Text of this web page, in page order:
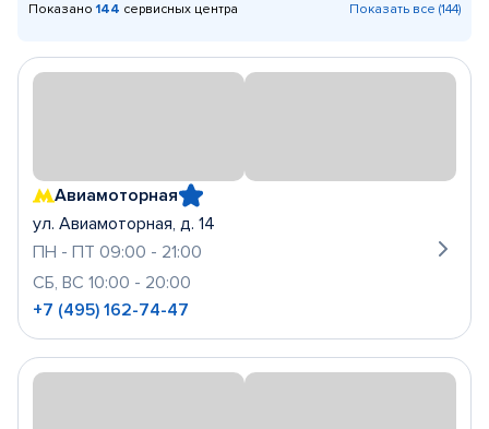
Показано 144 сервисных центра Показать все (144)
Авиамоторная
ул. Авиамоторная, д. 14
ПН - ПТ 09:00 - 21:00
СБ, ВС 10:00 - 20:00
+7 (495) 162-74-47